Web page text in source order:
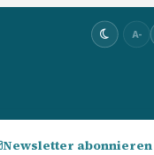
A-
Newsletter abonnieren